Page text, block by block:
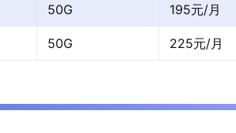
50G 195元/月
50G 225元/月